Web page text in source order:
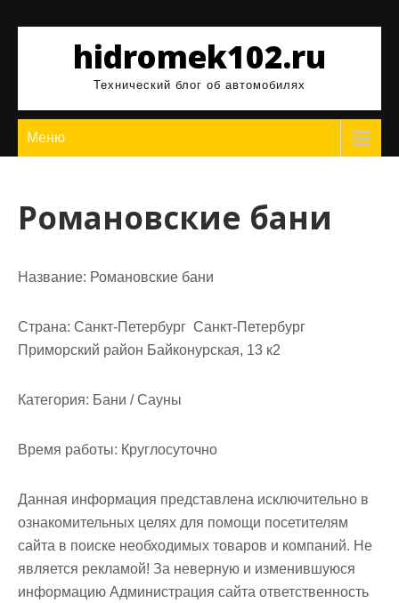
содержимомуhidromek102.ru
Технический блог об автомобилях
Меню
Романовские бани
Название: Романовские бани
Страна: Санкт-Петербург Санкт-Петербург
Приморский район Байконурская, 13 к2
Категория: Бани / Сауны
Время работы: Круглосуточно
Данная информация представлена исключительно в
ознакомительных целях для помощи посетителям
сайта в поиске необходимых товаров и компаний. Не
является рекламой! За неверную и изменившуюся
информацию Администрация сайта ответственность